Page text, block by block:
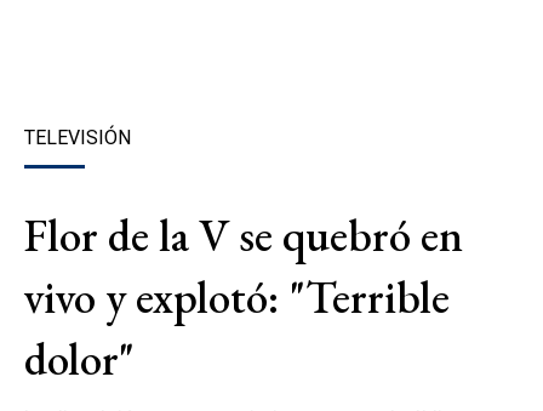
TELEVISIÓN
Flor de la V se quebró en
vivo y explotó: "Terrible
dolor"